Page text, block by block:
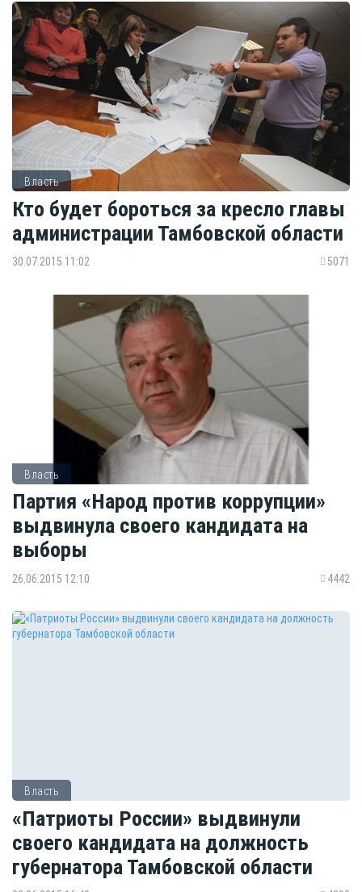
Власть
Кто будет бороться за кресло главы
администрации Тамбовской области
30.07.2015 11:02 5071
Власть
Партия «Народ против коррупции»
выдвинула своего кандидата на
выборы
26.06.2015 12:10 4442
Власть
«Патриоты России» выдвинули
своего кандидата на должность
губернатора Тамбовской области